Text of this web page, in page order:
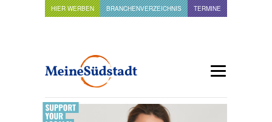
HIER WERBEN BRANCHENVERZEICHNIS TERMINE